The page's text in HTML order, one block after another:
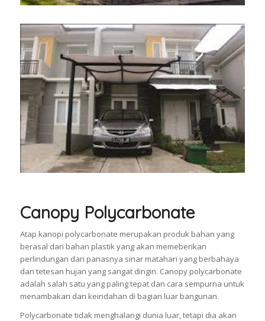
Canopy Polycarbonate
Atap kanopi polycarbonate merupakan produk bahan yang
berasal dari bahan plastik yang akan memeberikan
perlindungan dari panasnya sinar matahari yang berbahaya
dan tetesan hujan yang sangat dingin. Canopy polycarbonate
adalah salah satu yang paling tepat dan cara sempurna untuk
menambakan dan keindahan di bagian luar bangunan.
Polycarbonate tidak menghalangi dunia luar, tetapi dia akan